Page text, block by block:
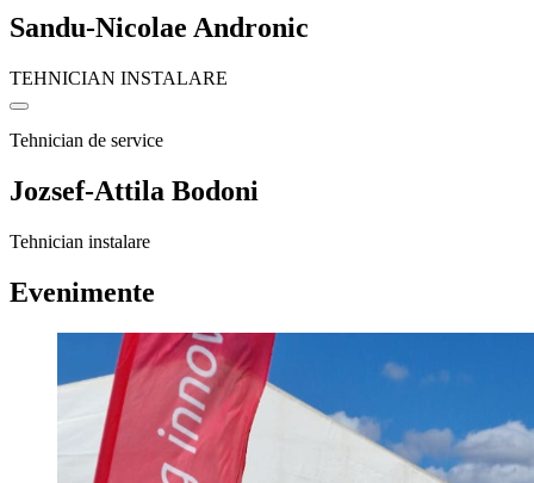
Sandu-Nicolae Andronic
TEHNICIAN INSTALARE
Tehnician de service
Jozsef-Attila Bodoni
Tehnician instalare
Evenimente